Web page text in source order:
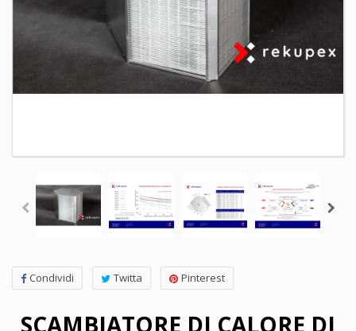
Condividi Twitta Pinterest
SCAMBIATORE DI CALORE DI